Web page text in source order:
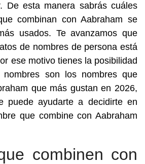
De esta manera sabrás cuáles
combinan con Aabraham se
usados. Te avanzamos que
de nombres de persona está
ese motivo tienes la posibilidad
son los nombres que
que más gustan en 2026,
puede ayudarte a decidirte en
que combine con Aabraham
combinen con